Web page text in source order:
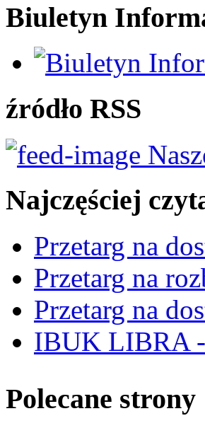
Biuletyn
źródło RSS
Najczęściej
Przetarg na
Przetarg na
Przetarg na
IBUK LIBRA
Polecane strony